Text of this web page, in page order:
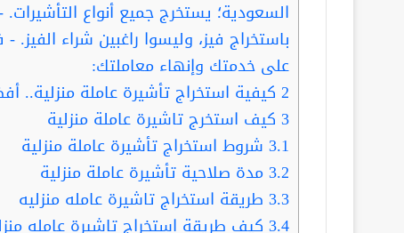
السعودية؛ يستخرج جميع أنواع
باستخراج فيز، وليسوا راغبين شراء
على خدمتك وإنهاء معاملتك:
2 كيفية استخراج تأشيرة عاملة منزلية.. أفضل 5
3 كيف استخرج تاشيرة عاملة منزلية
3.1 شروط استخراج تأشيرة عاملة منزلية
3.2مدة صلاحية تأشيرة عاملة منزلية
3.3 طريقة استخراج تاشيرة عامله منزليه
3.4 كيف طريقة استخراج تاشيرة عامله